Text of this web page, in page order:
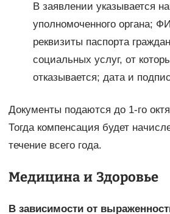
В заявлении указывается
уполномоченного органа;
реквизиты паспорта
социальных услуг, от
отказывается; дата и
Документы подаются до 1-го
Тогда компенсация будет
течение всего года.
Медицина и Здоровье
В зависимости от